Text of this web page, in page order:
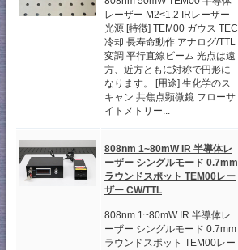
レーザー M2<1.2 IRレーザー
光源 [特徴] TEM00 ガウス TEC
冷却 長寿命動作 アナログ/TTL
変調 平行直線ビーム 光点は遠
方、近方ともに対称で円形に
なります。 [用途] 生化学のス
キャン 共焦点顕微鏡 フローサ
イトメトリー...
808nm 1~80mW IR 半導体レ
ーザー シングルモード 0.7mm
ラウンドスポット TEM00レー
ザー CW/TTL
808nm 1~80mW IR 半導体レ
ーザー シングルモード 0.7mm
ラウンドスポット TEM00レー